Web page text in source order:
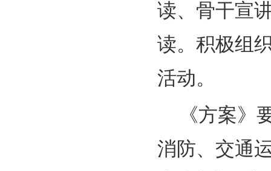
读、骨干宣
读。积极组
活动。
《方案
消防、交通